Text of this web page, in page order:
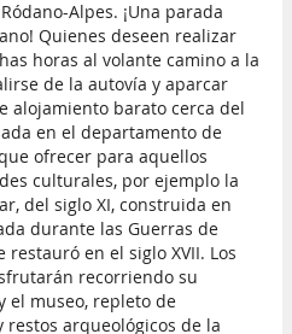
Alpes. ¡Una parada
Quienes deseen realizar
horas al volante camino a la
de la autovía y aparcar
alojamiento barato cerca del
en el departamento de
ofrecer para aquellos
culturales, por ejemplo la
del siglo XI, construida en
durante las Guerras de
restauró en el siglo XVII. Los
recorriendo su
el museo, repleto de
arqueológicos de la